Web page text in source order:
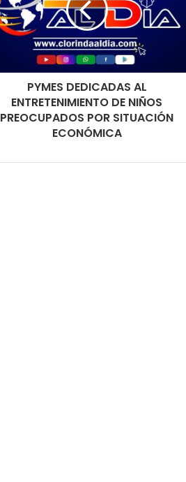
PYMES DEDICADAS AL
ENTRETENIMIENTO DE NIÑOS
PREOCUPADOS POR SITUACIÓN
ECONÓMICA